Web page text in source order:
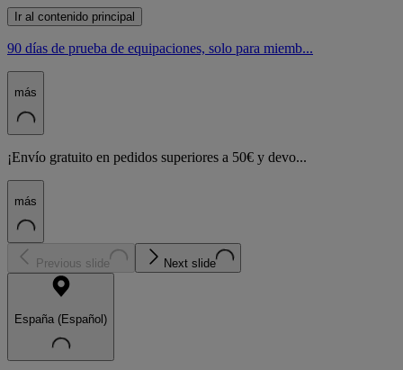
Ir al contenido principal
90 días de prueba de equipaciones, solo para miemb...
más
¡Envío gratuito en pedidos superiores a 50€ y devo...
más
Previous slide Next slide
España (Español)